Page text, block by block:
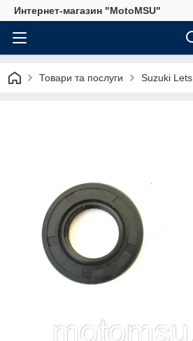
Интернет-магазин "MotoMSU"
Товари та послуги Suzuki Lets